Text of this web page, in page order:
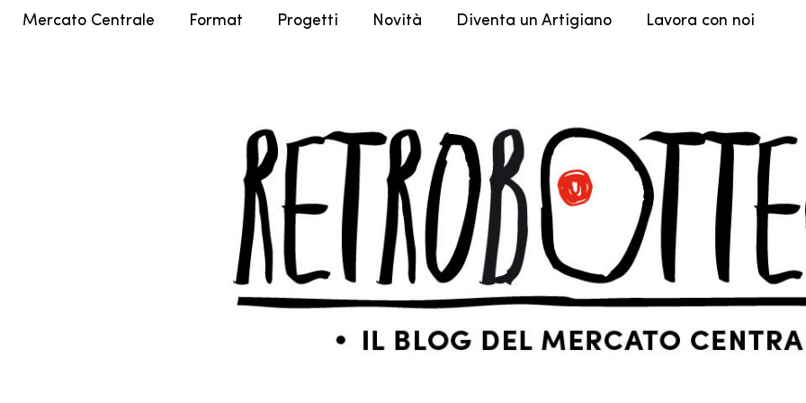
Mercato Centrale Format Progetti Novità Diventa un Artigiano Lavora con noi